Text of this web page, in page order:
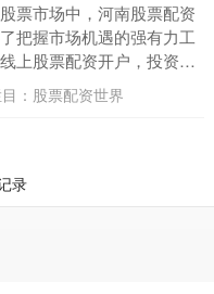
票市场中，河南股票配资
把握市场机遇的强有力工
上股票配资开户，投资者
模，提高投资收益率。 在
....
： 股票配资世界
录